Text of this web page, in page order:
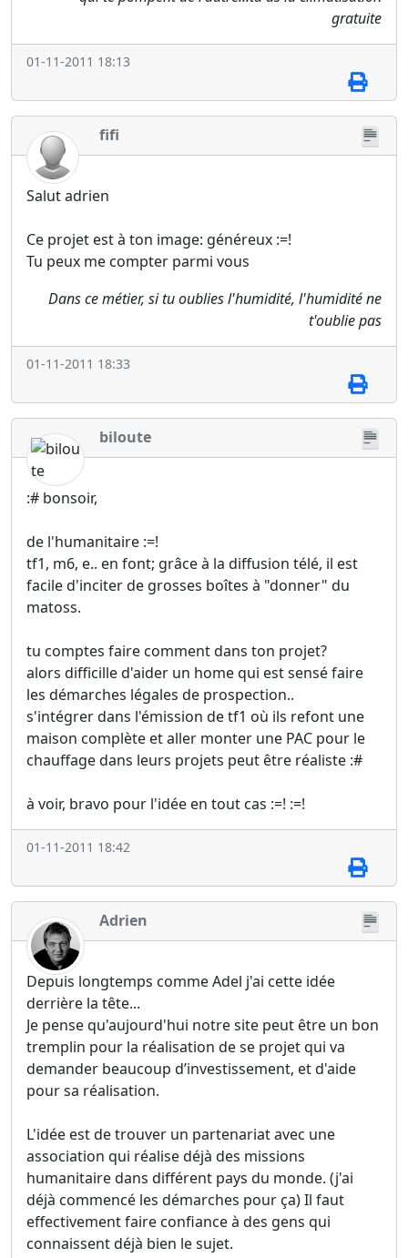
gratuite
01-11-2011 18:13
fifi
Salut adrien
Ce projet est à ton image: généreux :=!
Tu peux me compter parmi vous
Dans ce métier, si tu oublies l'humidité, l'humidité ne
t'oublie pas
01-11-2011 18:33
biloute
:# bonsoir,
de l'humanitaire :=!
tf1, m6, e.. en font; grâce à la diffusion télé, il est
facile d'inciter de grosses boîtes à "donner" du
matoss.
tu comptes faire comment dans ton projet?
alors difficille d'aider un home qui est sensé faire
les démarches légales de prospection..
s'intégrer dans l'émission de tf1 où ils refont une
maison complète et aller monter une PAC pour le
chauffage dans leurs projets peut être réaliste :#
à voir, bravo pour l'idée en tout cas :=! :=!
01-11-2011 18:42
Adrien
Depuis longtemps comme Adel j'ai cette idée
derrière la tête...
Je pense qu'aujourd'hui notre site peut être un bon
tremplin pour la réalisation de se projet qui va
demander beaucoup d’investissement, et d'aide
pour sa réalisation.
L'idée est de trouver un partenariat avec une
association qui réalise déjà des missions
humanitaire dans différent pays du monde. (j'ai
déjà commencé les démarches pour ça) Il faut
effectivement faire confiance à des gens qui
connaissent déjà bien le sujet.